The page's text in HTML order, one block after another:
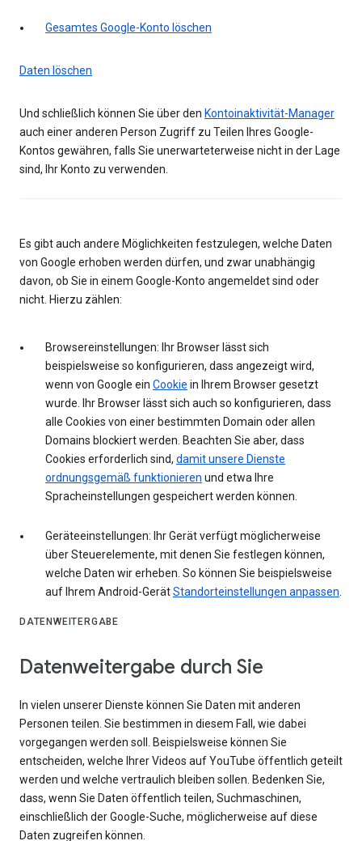
Gesamtes Google-Konto löschen
Daten löschen
Und schließlich können Sie über den Kontoinaktivität-Manager
auch einer anderen Person Zugriff zu Teilen Ihres Google-
Kontos gewähren, falls Sie unerwarteterweise nicht in der Lage
sind, Ihr Konto zu verwenden.
Es gibt auch andere Möglichkeiten festzulegen, welche Daten
von Google erhoben werden dürfen, und zwar unabhängig
davon, ob Sie in einem Google-Konto angemeldet sind oder
nicht. Hierzu zählen:
Browsereinstellungen: Ihr Browser lässt sich
beispielsweise so konfigurieren, dass angezeigt wird,
wenn von Google ein Cookie in Ihrem Browser gesetzt
wurde. Ihr Browser lässt sich auch so konfigurieren, dass
alle Cookies von einer bestimmten Domain oder allen
Domains blockiert werden. Beachten Sie aber, dass
Cookies erforderlich sind, damit unsere Dienste
ordnungsgemäß funktionieren und etwa Ihre
Spracheinstellungen gespeichert werden können.
Geräteeinstellungen: Ihr Gerät verfügt möglicherweise
über Steuerelemente, mit denen Sie festlegen können,
welche Daten wir erheben. So können Sie beispielsweise
auf Ihrem Android-GerätStandorteinstellungen anpassen
DATENWEITERGABE
Datenweitergabe durch Sie
In vielen unserer Dienste können Sie Daten mit anderen
Personen teilen. Sie bestimmen in diesem Fall, wie dabei
vorgegangen werden soll. Beispielsweise können Sie
entscheiden, welche Ihrer Videos auf YouTube öffentlich geteilt
werden und welche vertraulich bleiben sollen. Bedenken Sie,
dass, wenn Sie Daten öffentlich teilen, Suchmaschinen,
einschließlich der Google-Suche, möglicherweise auf diese
Daten zugreifen können.